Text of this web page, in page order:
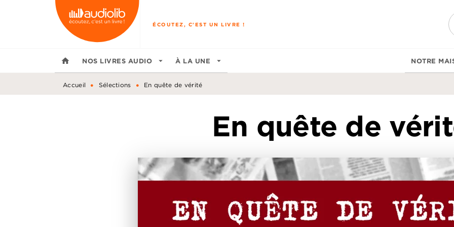
MENU RECHERCHE
ÉCOUTEZ, C'EST UN LIVRE !
home NOS LIVRES AUDIO arrow_drop_down À LA UNE arrow_drop_down NOTRE
Accueil • Sélections • En quête de vérité
En quête de